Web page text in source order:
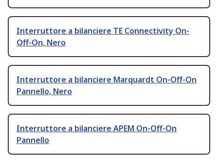
Interruttore a bilanciere TE Connectivity On-
Off-On, Nero
Interruttore a bilanciere Marquardt On-Off-On
Pannello, Nero
Interruttore a bilanciere APEM On-Off-On
Pannello